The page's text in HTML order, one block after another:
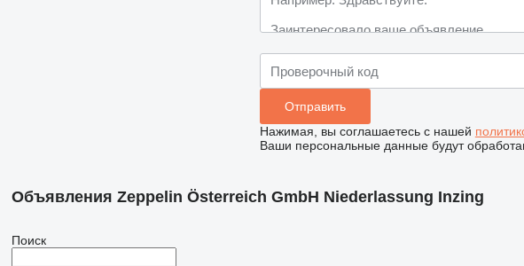
Нажимая, вы соглашаетесь с нашей
Ваши персональные данные будут
Объявления Zeppelin Österreich GmbH Niederlassung Inzing
Поиск